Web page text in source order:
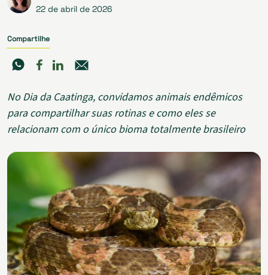
22 de abril de 2026
Compartilhe
No Dia da Caatinga, convidamos animais endêmicos
para compartilhar suas rotinas e como eles se
relacionam com o único bioma totalmente brasileiro